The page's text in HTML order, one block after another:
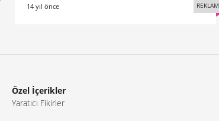
14 yıl önce REKLAM
Özel İçerikler
Yaratıcı Fikirler